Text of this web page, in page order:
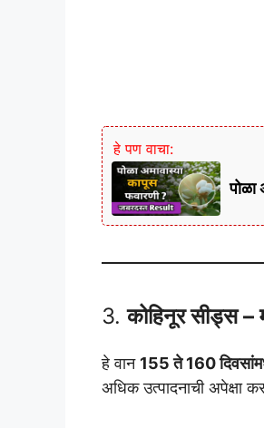
हे पण वाचा:
पोळा
3.कोहिनूर सीड्स –
हे वान 155 ते 160
अधिक उत्पादनाची अपेक्षा